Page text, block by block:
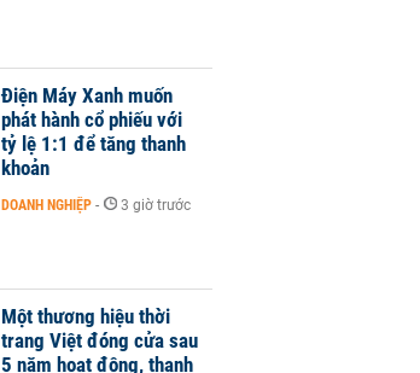
Điện Máy Xanh muốn
phát hành cổ phiếu với
tỷ lệ 1:1 để tăng thanh
khoản
DOANH NGHIỆP - 3 giờ trước
Một thương hiệu thời
trang Việt đóng cửa sau
5 năm hoạt động, thanh